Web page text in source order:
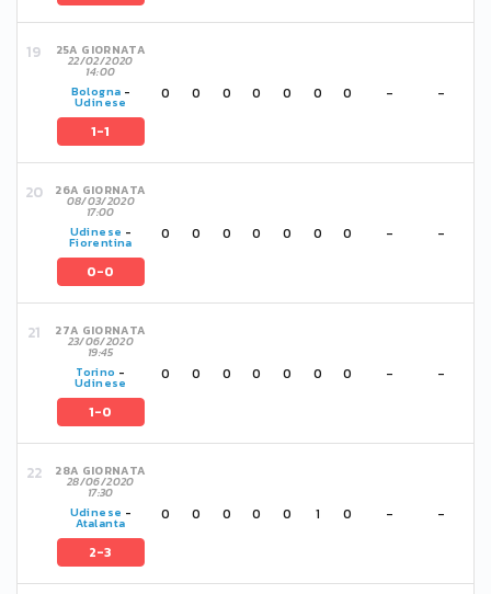
25A GIORNATA
22/02/2020
14:00
Bologna -
Udinese
1-1
0 0 0 0 0 0 0 - -
26A GIORNATA
08/03/2020
17:00
Udinese -
Fiorentina
0-0
0 0 0 0 0 0 0 - -
27A GIORNATA
23/06/2020
19:45
Torino -
Udinese
1-0
0 0 0 0 0 0 0 - -
28A GIORNATA
28/06/2020
17:30
Udinese -
Atalanta
2-3
0 0 0 0 0 1 0 - -